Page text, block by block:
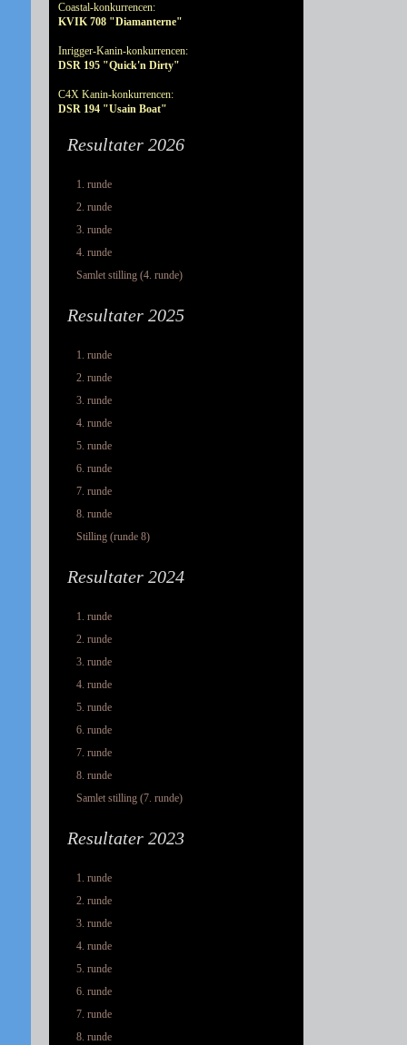
Coastal-konkurrencen:
KVIK 708 "Diamanterne"
Inrigger-Kanin-konkurrencen:
DSR 195 "Quick'n Dirty"
C4X Kanin-konkurrencen:
DSR 194 "Usain Boat"
Resultater 2026
1. runde
2. runde
3. runde
4. runde
Samlet stilling (4. runde)
Resultater 2025
1. runde
2. runde
3. runde
4. runde
5. runde
6. runde
7. runde
8. runde
Stilling (runde 8)
Resultater 2024
1. runde
2. runde
3. runde
4. runde
5. runde
6. runde
7. runde
8. runde
Samlet stilling (7. runde)
Resultater 2023
1. runde
2. runde
3. runde
4. runde
5. runde
6. runde
7. runde
8. runde